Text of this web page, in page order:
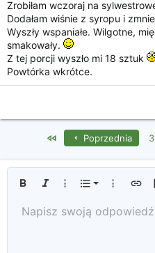
Zrobiłam wczoraj na
Dodałam wiśnie z syropu i
Wyszły wspaniałe. Wilgotne,
smakowały.
Z tej porcji wyszło mi 18 sztuk
Powtórka wkrótce.
First Poprzednia
Pogrubienie
KursywaWięcej opcji...
Lista Więcej
Rozmiar czcionki
9
Kolor tekstu
Rodzaj czcionki
Arial
Przekreślenie
WyrównanieTekst od lewej
Format tekstuStandardowy
CytatMediaWprowadź tabelę
Linia pozioma
SpoilerKod
PonówPrzełącz BB Code
Usuwanie
Szkice Zapisz
Napisz swoją